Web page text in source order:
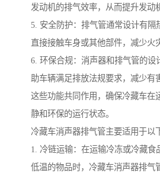
发动机的排气效率，从而提升发动
5. 安全防护：排气管通常设计有隔
直接接触车身或其他部件，减少火
6. 环保合规：消声器和排气管的设
助车辆满足排放法规要求，减少有
这些功能共同作用，确保冷藏车在
静和环保的运行状态。
冷藏车消声器排气管主要适用于以
1. 冷链运输：在运输冷冻或冷藏食
低温的物品时，冷藏车消声器排气